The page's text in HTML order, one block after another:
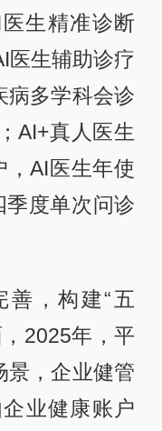
生精准诊断
医生辅助诊疗
病多学科会诊
AI+真人医生
，AI医生年使
季度单次问诊
善，构建“五
2025年，平
景，企业健管
业健康账户